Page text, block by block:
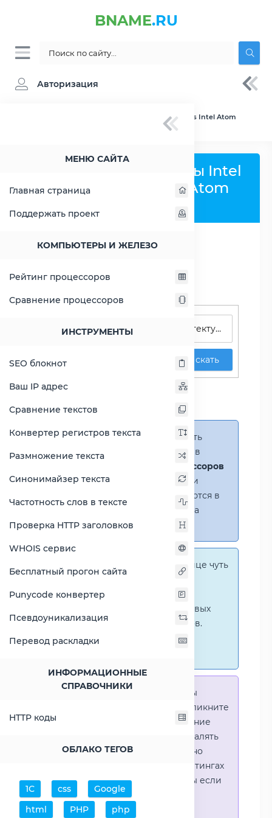
BNAME.RU
Авторизация
МЕНЮ САЙТА
Главная страница
Поддержать проект
КОМПЬЮТЕРЫ И ЖЕЛЕЗО
Рейтинг процессоров
Сравнение процессоров
ИНСТРУМЕНТЫ
SEO блокнот
Ваш IP адрес
Сравнение текстов
Конвертер регистров текста
Размножение текста
Синонимайзер текста
Частотность слов в тексте
Проверка HTTP заголовков
WHOIS сервис
Бесплатный прогон сайта
Punycode конвертер
Псевдоуникализация
Перевод раскладки
ИНФОРМАЦИОННЫЕ
СПРАВОЧНИКИ
HTTP коды
ОБЛАКО ТЕГОВ
1С css
Google
html
PHP
php
» Сравнение Intel Atom C2538 vs Intel Atom
Сравнить процессоры Intel
Atom C2538 и Intel Atom
Поиск процессоров
Искать
Сравнение Atom C2538
против Atom C2550
Справка:Можно добавить
несколько процессоров в
(до 14 процессоров
в таблице)
. В случае если
процессоры не помещаются в
таблицу, появится полоса
прокрутки.
На этой странице чуть
графические сравнения
количественных и числовых
параметров процессоров.
Перейти к наглядным
Справка:Для того что-бы
выделить процессор - кликните
на его название. Выделение
позволяет выборочно удалять
процессоры или наглядно
видеть результаты в рейтингах
(Во избежении путаницы если
в таблице несколько
процессоров)